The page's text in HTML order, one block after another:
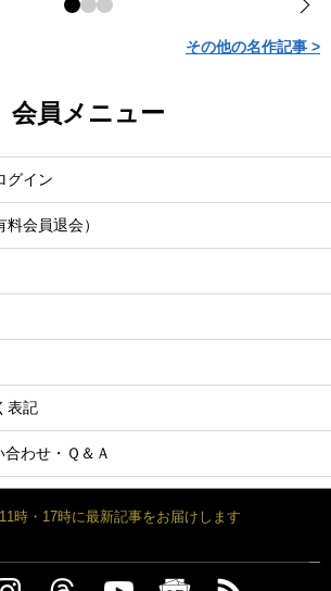
その他の名作記事 >
会員メニュー
グイン
会員退会）
表記
わせ・Ｑ＆Ａ
時・17時に最新記事をお届けします